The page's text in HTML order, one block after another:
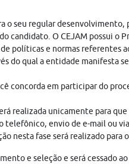
o seu regular desenvolvimento,
candidato. O CEJAM possui o
políticas e normas referentes
do qual a entidade manifesta
concorda em participar do
realizada unicamente para
envio de e-mail ou
nesta fase será realizado para
e seleção e será cessado